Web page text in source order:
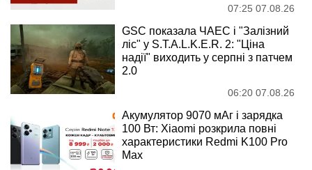
07:25 07.08.26
GSC показала ЧАЕС і "Залізний
ліс" у S.T.A.L.K.E.R. 2: "Ціна
надії" виходить у серпні з патчем
2.0
06:20 07.08.26
Акумулятор 9070 мАг і зарядка
100 Вт: Xiaomi розкрила повні
характеристики Redmi K100 Pro
Max